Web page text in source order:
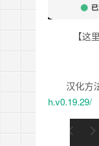
【
汉化方
h.v0.19.29/